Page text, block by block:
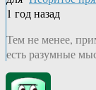
1 год назад
Тем не менее,
есть разумные